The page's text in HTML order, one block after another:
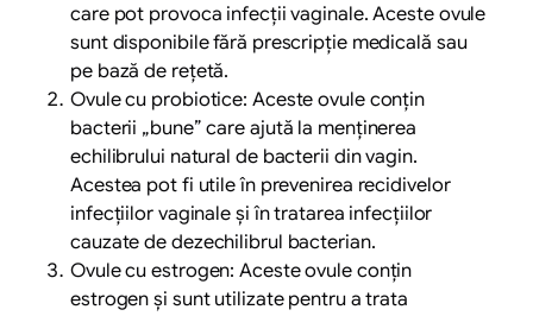
care pot provoca infecții vaginale. Aceste ovule
sunt disponibile fără prescripție medicală sau
pe bază de rețetă.
Ovule cu probiotice: Aceste ovule conțin
bacterii „bune” care ajută la menținerea
echilibrului natural de bacterii din vagin.
Acestea pot fi utile în prevenirea recidivelor
infecțiilor vaginale și în tratarea infecțiilor
cauzate de dezechilibrul bacterian.
Ovule cu estrogen: Aceste ovule conțin
estrogen și sunt utilizate pentru a trata